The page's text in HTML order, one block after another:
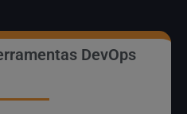
DevOps